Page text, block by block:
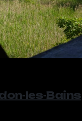
les-Bains